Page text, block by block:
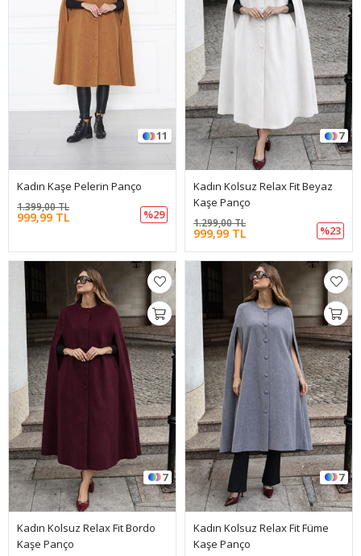
11
Kadın Kaşe Pelerin Panço
999,99 TL
1.399,00 TL
%29
7
Kadın Kolsuz Relax Fit Beyaz
Kaşe Panço
999,99 TL
1.299,00 TL
%23
7
Kadın Kolsuz Relax Fit Bordo
Kaşe Panço
7
Kadın Kolsuz Relax Fit Füme
Kaşe Panço